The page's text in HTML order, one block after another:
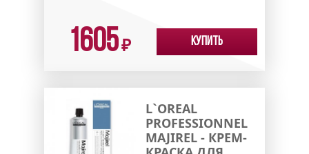
1605₽ Купить
L`OREAL
PROFESSIONNEL
MAJIREL - КРЕМ-